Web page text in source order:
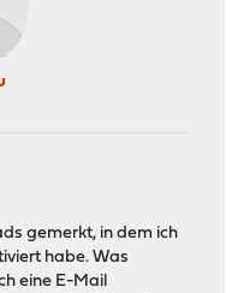
gemerkt, in dem ich
habe. Was
eine E-Mail